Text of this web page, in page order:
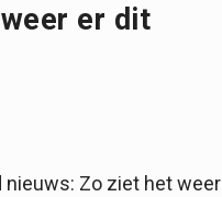
er dit